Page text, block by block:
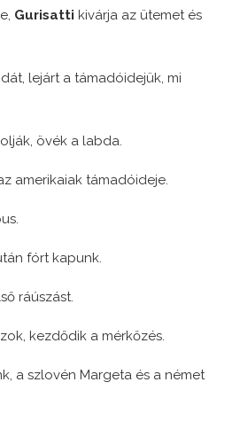
Gurisatti kivárja az ütemet és
lejárt a támadóidejük, mi
övék a labda.
amerikaiak támadóideje.
fórt kapunk.
ráúszást.
kezdődik a mérkőzés.
a szlovén Margeta és a német